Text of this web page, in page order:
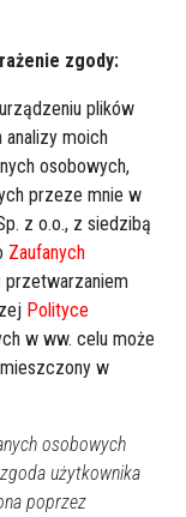
wypoczynek
społeczności
zgody:
plików
moich
osobowych,
przeze mnie w
z o.o., z siedzibą
Zaufanych
Polityce
w ww. celu może
w
osobowych
użytkownika
poprzez